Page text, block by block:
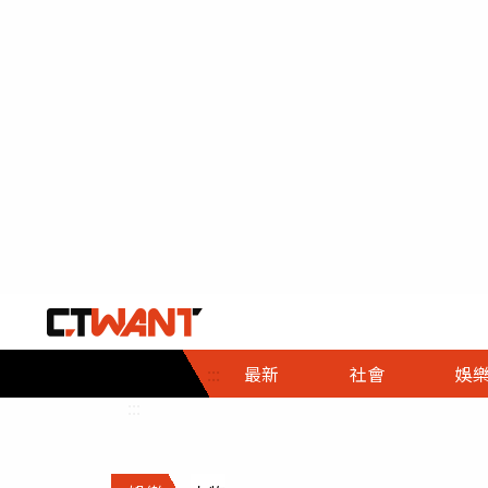
::: 最新 社會
社會首頁
時事
調查
娛樂
娛樂首頁
即時
財經首頁
熱線
政